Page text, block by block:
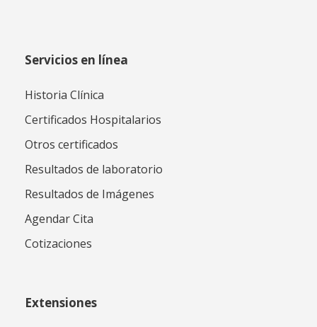
Servicios en línea
Historia Clínica
Certificados Hospitalarios
Otros certificados
Resultados de laboratorio
Resultados de Imágenes
Agendar Cita
Cotizaciones
Extensiones